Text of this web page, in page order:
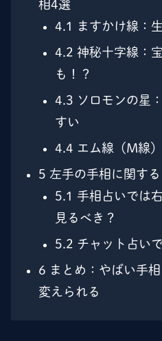
相4選
4.1
ますかけ線：
4.2 神秘十字線：
も！？
4.3 ソロモンの星
すい
4.4 エム線（M線
5 左手の手相に関す
5.1 手相占いでは
見るべき？
5.2 チャット占い
6 まとめ：やばい手
変えられる